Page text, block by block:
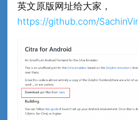
英文原版网址给大家，
https://github.com/